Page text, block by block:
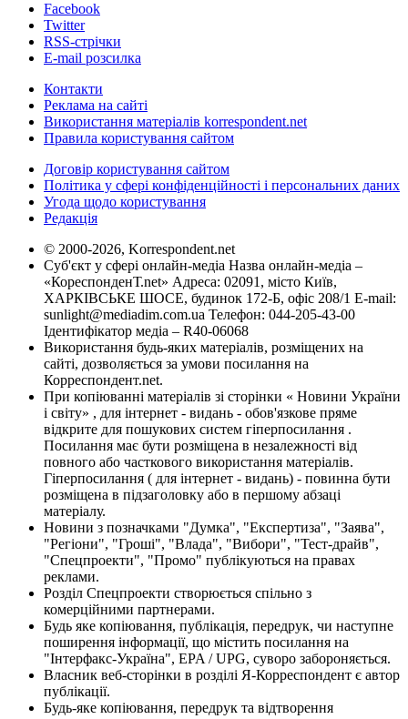
Facebook
Twitter
RSS-стрічки
E-mail розсилка
Контакти
Реклама на сайті
Використання матеріалів korrespondent.net
Правила користування сайтом
Договір користування сайтом
Політика у сфері конфіденційності і персональних даних
Угода щодо користування
Редакція
© 2000-2026, Korrespondent.net
Суб'єкт у сфері онлайн-медіа Назва онлайн-медіа –
«КореспонденТ.net» Адреса: 02091, місто Київ,
ХАРКІВСЬКЕ ШОСЕ, будинок 172-Б, офіс 208/1 E-mail:
sunlight@mediadim.com.ua Телефон: 044-205-43-00
Ідентифікатор медіа – R40-06068
Використання будь-яких матеріалів, розміщених на
сайті, дозволяється за умови посилання на
Корреспондент.net.
При копіюванні матеріалів зі сторінки « Новини України
і світу» , для інтернет - видань - обов'язкове пряме
відкрите для пошукових систем гіперпосилання .
Посилання має бути розміщена в незалежності від
повного або часткового використання матеріалів.
Гіперпосилання ( для інтернет - видань) - повинна бути
розміщена в підзаголовку або в першому абзаці
матеріалу.
Новини з позначками "Думка", "Експертиза", "Заява",
"Регіони", "Гроші", "Влада", "Вибори", "Тест-драйв",
"Спецпроекти", "Промо" публікуються на правах
реклами.
Розділ Спецпроекти створюється спільно з
комерційними партнерами.
Будь яке копіювання, публікація, передрук, чи наступне
поширення інформації, що містить посилання на
"Інтерфакс-Україна", EPA / UPG, суворо забороняється.
Власник веб-сторінки в розділі Я-Корреспондент є автор
публікації.
Будь-яке копіювання, передрук та відтворення